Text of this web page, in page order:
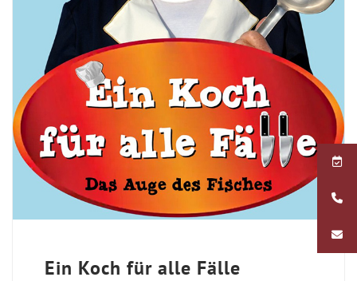
Ein Koch für alle Fälle